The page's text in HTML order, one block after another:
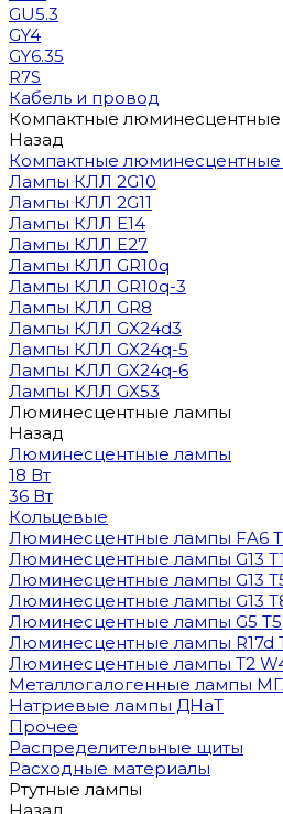
GU5.3
GY4
GY6.35
R7S
Кабель и провод
Компактные
Назад
Компактные
Лампы КЛЛ 2G10
Лампы КЛЛ 2G11
Лампы КЛЛ E14
Лампы КЛЛ E27
Лампы КЛЛ GR10q
Лампы КЛЛ GR10q-3
Лампы КЛЛ GR8
Лампы КЛЛ GX24d3
Лампы КЛЛ GX24q-5
Лампы КЛЛ GX24q-6
Лампы КЛЛ GX53
Люминесцентные лампы
Назад
Люминесцентные лампы
18 Вт
36 Вт
Кольцевые
Люминесцентные лампы FA6
Люминесцентные лампы G13
Люминесцентные лампы G13
Люминесцентные лампы G13
Люминесцентные лампы G5 T5
Люминесцентные лампы R17d
Люминесцентные лампы T2
Металлогалогенные лампы
Натриевые лампы ДНаТ
Прочее
Распределительные щиты
Расходные материалы
Ртутные лампы